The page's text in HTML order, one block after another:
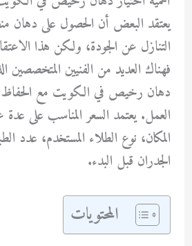
يعتقد البعض أن الحصول على دهان
التنازل عن الجودة، ولكن هذا
فهناك العديد من الفنيين
دهان رخيص في الكويت مع
العمل. يعتمد السعر المناسب على
المكان، نوع الطلاء المستخدم، عدد
الجدران قبل البدء.
المحتويات